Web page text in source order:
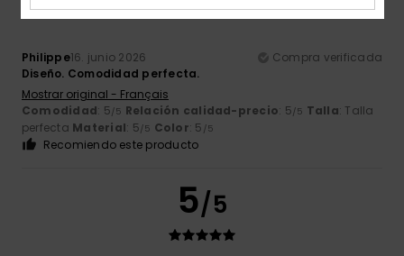
Philippe16. junio 2026
Compra verificada
Diseño. Comodidad perfecta.
Mostrar original - Français
Comodidad: 5/5 Relación calidad-precio: 5/5 Talla: Talla
perfecta Material: 5/5 Color: 5 /5
Recomiendo este producto
5/5